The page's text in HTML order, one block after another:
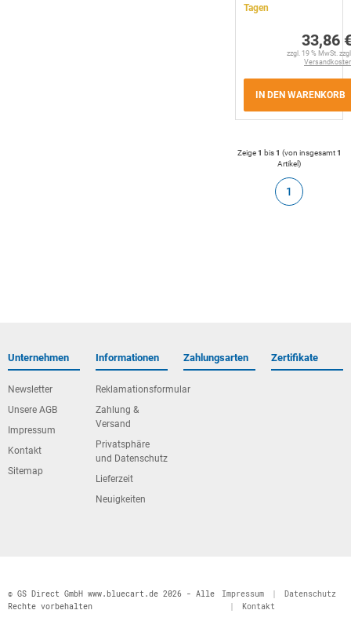
Tagen
33,86
zzgl. 19 % MwSt.
IN DEN WARENKORB
Zeige1 bis1 (von insgesamt1
Artikel)
1
Unternehmen
Newsletter
Unsere AGB
Impressum
Kontakt
Sitemap
Informationen
Reklamationsformular
Zahlung &
Versand
Privatsphäre
und Datenschutz
Lieferzeit
Neuigkeiten
Zahlungsarten Zertifikate
© GS Direct GmbH www.bluecart.de 2026 - Alle
Rechte vorbehalten
Impressum |
Datenschutz
|
Kontakt